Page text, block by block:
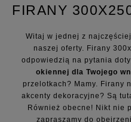
Kategorie
Zasłony na taras
Firany gotowe
Firany gładkie
Firany 140x230
Firany 140x240
FIRANY
Witaj w jednej z
naszej oferty. Firany
odpowiedzią na pytania
okiennej dla Twojego
przelotkach? Mamy. Firany
akcenty dekoracyjne? Są
Również obecne! Nikt nie
zapraszamy do